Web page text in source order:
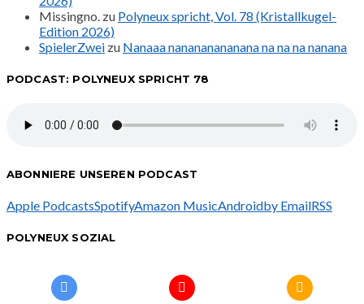
Missingno. zu Polyneux spricht, Vol. 78 (Kristallkugel-
Edition 2026)
SpielerZwei zu Nanaaa nanananananana na na na nanana
PODCAST: POLYNEUX SPRICHT 78
ABONNIERE UNSEREN PODCAST
Apple PodcastsSpotifyAmazon MusicAndroidby EmailRSS
POLYNEUX SOZIAL